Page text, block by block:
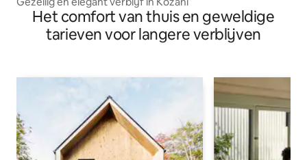
Het comfort van thuis en geweldige
tarieven voor langere verblijven